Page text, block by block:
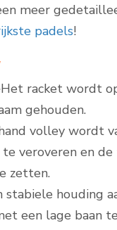
meer
padels!
Het racket wordt
gehouden.
volley wordt
veroveren en
zetten.
stabiele houding
een lage baan